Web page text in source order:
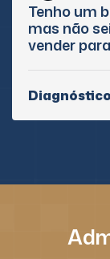
Tenho um
mas não
vender